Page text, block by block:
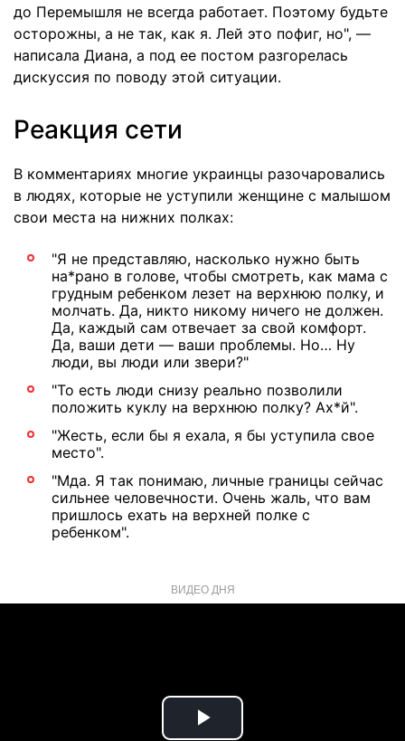
до Перемышля не всегда работает. Поэтому будьте
осторожны, а не так, как я. Лей это пофиг, но", —
написала Диана, а под ее постом разгорелась
дискуссия по поводу этой ситуации.
Реакция сети
В комментариях многие украинцы разочаровались
в людях, которые не уступили женщине с малышом
свои места на нижних полках:
"Я не представляю, насколько нужно быть
на*рано в голове, чтобы смотреть, как мама с
грудным ребенком лезет на верхнюю полку, и
молчать. Да, никто никому ничего не должен.
Да, каждый сам отвечает за свой комфорт.
Да, ваши дети — ваши проблемы. Но… Ну
люди, вы люди или звери?"
"То есть люди снизу реально позволили
положить куклу на верхнюю полку? Ах*й".
"Жесть, если бы я ехала, я бы уступила свое
место".
"Мда. Я так понимаю, личные границы сейчас
сильнее человечности. Очень жаль, что вам
пришлось ехать на верхней полке с
ребенком".
ВИДЕО ДНЯ